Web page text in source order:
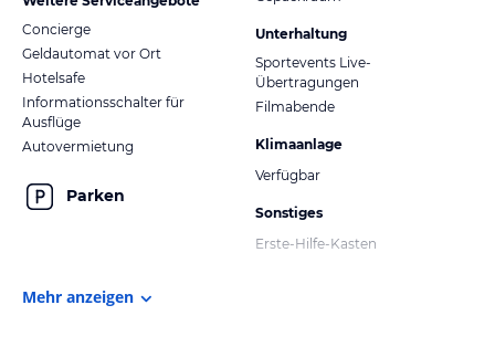
Concierge
Geldautomat vor Ort
Hotelsafe
Informationsschalter für
Ausflüge
Autovermietung
Parken
Unterhaltung
Sportevents Live-
Übertragungen
Filmabende
Klimaanlage
Verfügbar
Sonstiges
Erste-Hilfe-Kasten
Mehr anzeigen